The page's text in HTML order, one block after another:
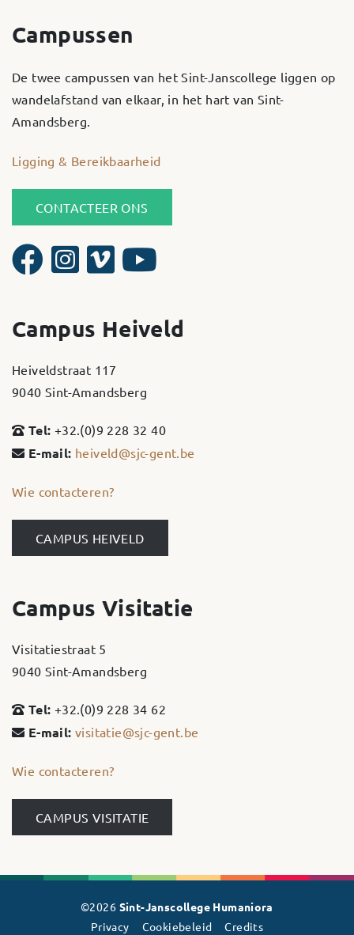
Campussen
De twee campussen van het Sint-Janscollege liggen op
wandelafstand van elkaar, in het hart van Sint-
Amandsberg.
Ligging & Bereikbaarheid
CONTACTEER ONS
Campus Heiveld
Heiveldstraat 117
9040 Sint-Amandsberg
Tel: +32.(0)9 228 32 40
E-mail: heiveld@sjc-gent.be
Wie contacteren?
CAMPUS HEIVELD
Campus Visitatie
Visitatiestraat 5
9040 Sint-Amandsberg
Tel: +32.(0)9 228 34 62
E-mail: visitatie@sjc-gent.be
Wie contacteren?
CAMPUS VISITATIE
©2026 Sint-Janscollege Humaniora
Privacy
Cookiebeleid Credits